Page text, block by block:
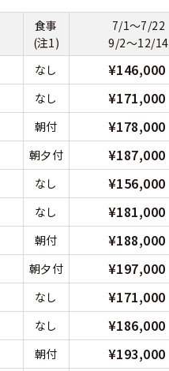
食事
(注1)
7/1～7/22
9/2～12/14
なし ¥146,000
なし ¥171,000
朝付 ¥178,000
朝夕付 ¥187,000
なし ¥156,000
なし ¥181,000
朝付 ¥188,000
朝夕付 ¥197,000
なし ¥171,000
なし ¥186,000
朝付 ¥193,000